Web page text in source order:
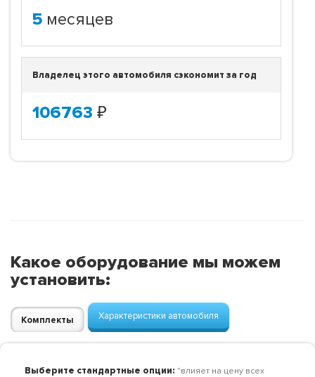
5 месяцев
Владелец этого автомобиля сэкономит за год
106763 ₽
Какое оборудование мы можем
установить:
Комплекты Характеристики автомобиля
Выберите стандартные опции: "влияет на цену всех